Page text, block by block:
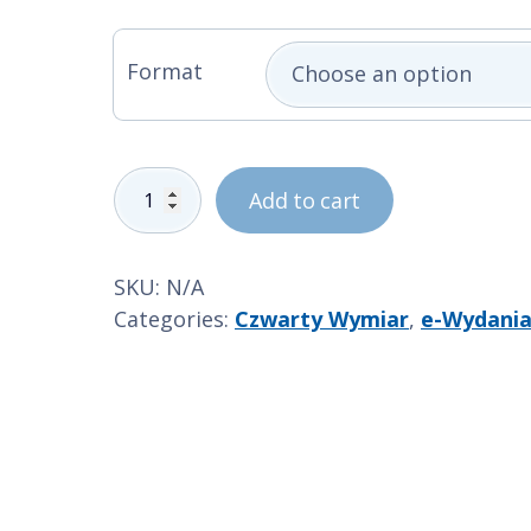
Format
Czwarty
Wymiar
quantity
Add to cart
SKU: N/A
Categories: Czwarty Wymiar, e-Wydania